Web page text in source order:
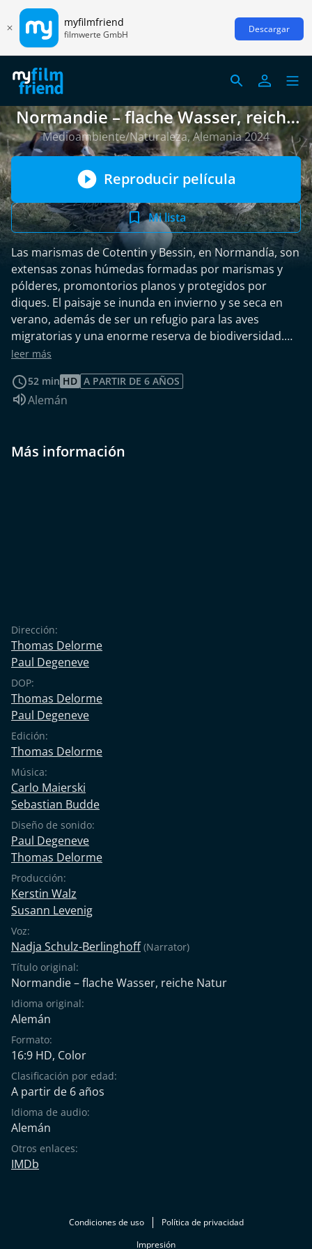
myfilmfriend
filmwerte GmbH Descargar
Normandie – flache Wasser, reiche
Natur
Medioambiente/Naturaleza, Alemania 2024
Reproducir película
Mi lista
Las marismas de Cotentin y Bessin, en Normandía, son
extensas zonas húmedas formadas por marismas y
pólderes, promontorios planos y protegidos por
diques. El paisaje se inunda en invierno y se seca en
verano, además de ser un refugio para las aves
migratorias y una enorme reserva de biodiversidad.
Sin embargo, el ecosistema se ha visto debilitado por
leer más
52 min HD A PARTIR DE 6 AÑOS
Idioma de audio:
Alemán
Más información
Dirección:
Thomas Delorme
Paul Degeneve
DOP:
Thomas Delorme
Paul Degeneve
Edición:
Thomas Delorme
Música:
Carlo Maierski
Sebastian Budde
Diseño de sonido:
Paul Degeneve
Thomas Delorme
Producción:
Kerstin Walz
Susann Levenig
Voz:
Nadja Schulz-Berlinghoff(Narrator)
Título original:
Normandie – flache Wasser, reiche Natur
Idioma original:
Alemán
Formato:
16:9 HD, Color
Clasificación por edad:
A partir de 6 años
Idioma de audio:
Alemán
Otros enlaces:
IMDb
Condiciones de uso
Política de privacidad
Impresión